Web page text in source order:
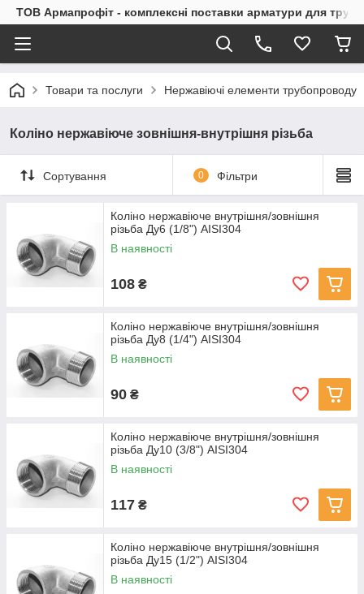
ТОВ Армапрофіт - комплексні поставки арматури для
Товари та послуги Нержавіючі елементи трубопроводу
Коліно нержавіюче зовнішня-внутрішня різьба
Сортування 0 Фільтри
Коліно нержавіюче внутрішня/зовнішня
різьба Ду6 (1/8") AISI304
В наявності
108 ₴
Коліно нержавіюче внутрішня/зовнішня
різьба Ду8 (1/4") AISI304
В наявності
90 ₴
Коліно нержавіюче внутрішня/зовнішня
різьба Ду10 (3/8") AISI304
В наявності
117 ₴
Коліно нержавіюче внутрішня/зовнішня
різьба Ду15 (1/2") AISI304
В наявності